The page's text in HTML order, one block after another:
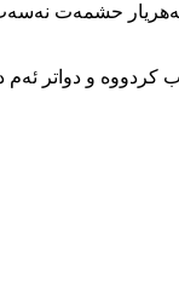
و دواتر ئەم